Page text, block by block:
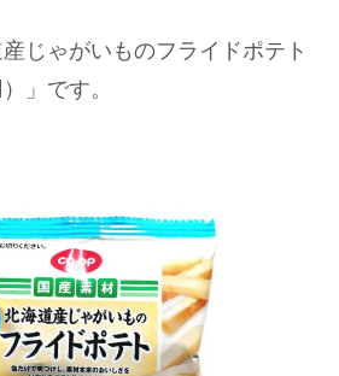
じゃがいものフライドポテト
」です。